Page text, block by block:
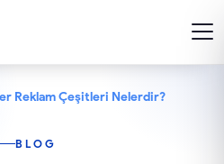
Reklam Çeşitleri Nelerdir?
BLOG